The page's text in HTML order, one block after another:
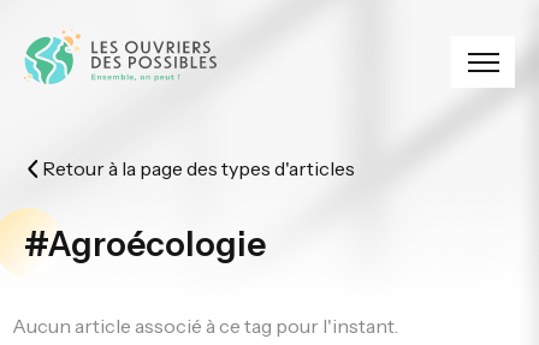
Retour à la page des types d'articles
#Agroécologie
Aucun article associé à ce tag pour l'instant.